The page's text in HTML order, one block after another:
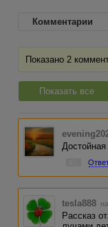
Комментарии
Показано 2
Показать все
tesla888
Рассказ